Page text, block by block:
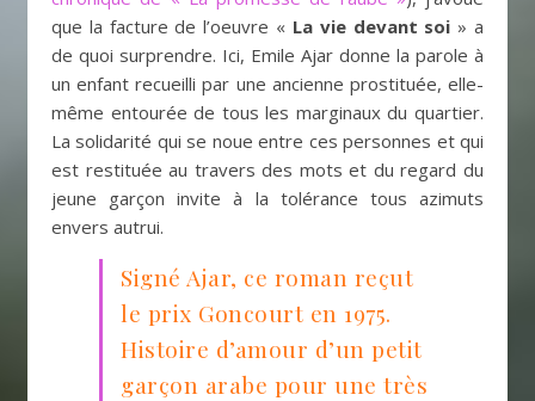
que la facture de l’oeuvre « La vie devant soi » a
de quoi surprendre. Ici, Emile Ajar donne la parole à
un enfant recueilli par une ancienne prostituée, elle-
même entourée de tous les marginaux du quartier.
La solidarité qui se noue entre ces personnes et qui
est restituée au travers des mots et du regard du
jeune garçon invite à la tolérance tous azimuts
envers autrui.
Signé Ajar, ce roman reçut
le prix Goncourt en 1975.
Histoire d’amour d’un petit
garçon arabe pour une très